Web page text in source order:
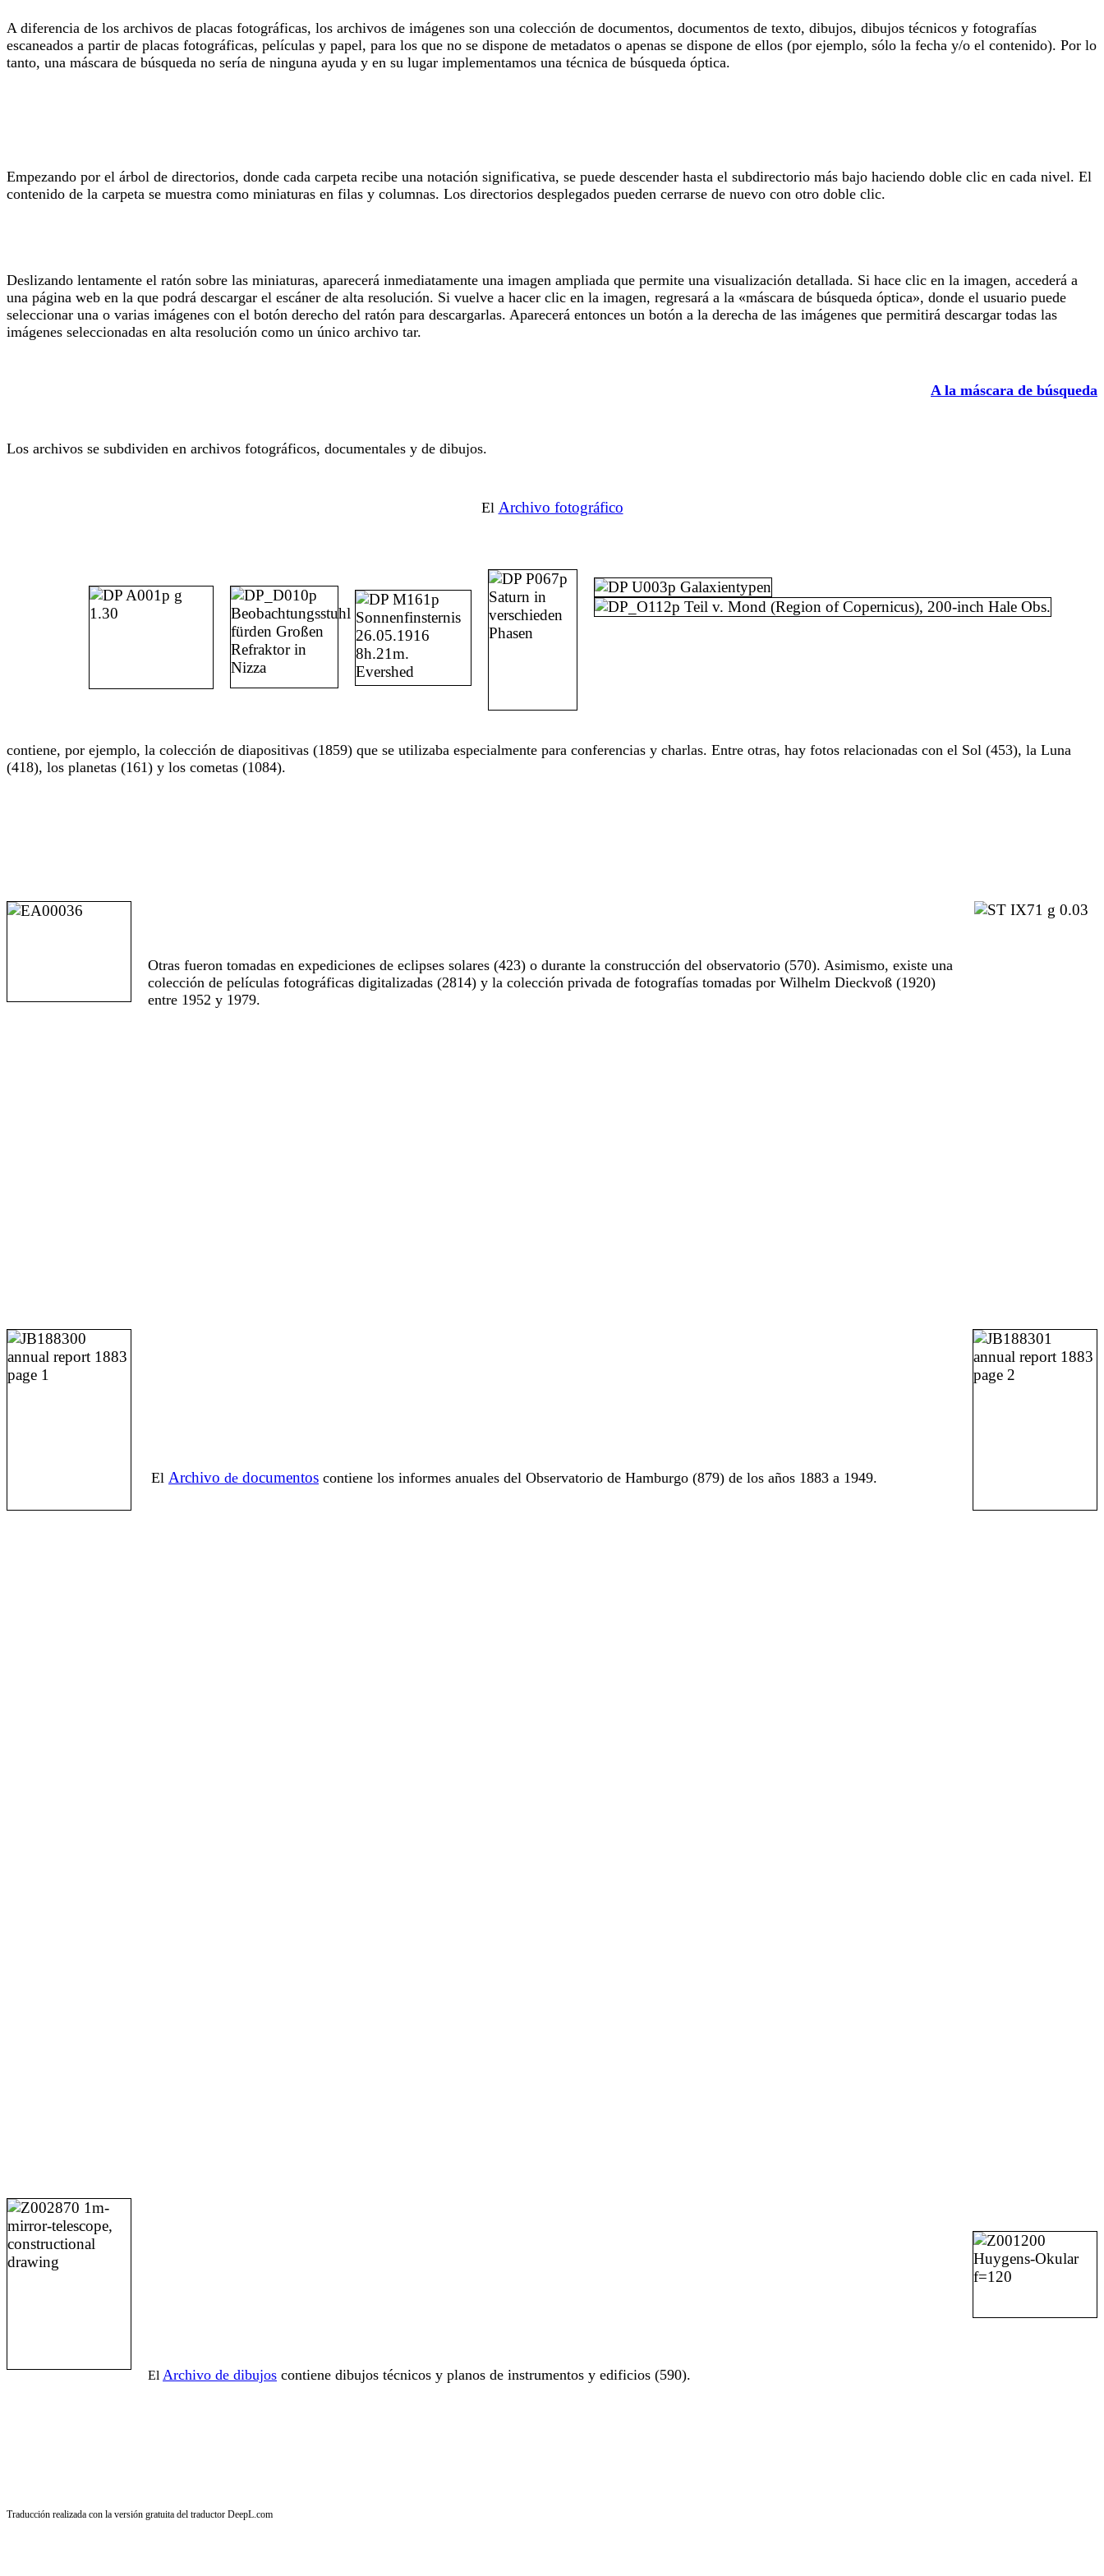
A diferencia de los archivos de placas fotográficas, los archivos de imágenes son una colección de documentos, documentos de texto, dibujos, dibujos técnicos y fotografías
escaneados a partir de placas fotográficas, películas y papel, para los que no se dispone de metadatos o apenas se dispone de ellos (por ejemplo, sólo la fecha y/o el contenido). Por lo
tanto, una máscara de búsqueda no sería de ninguna ayuda y en su lugar implementamos una técnica de búsqueda óptica.
Empezando por el árbol de directorios, donde cada carpeta recibe una notación significativa, se puede descender hasta el subdirectorio más bajo haciendo doble clic en cada nivel. El
contenido de la carpeta se muestra como miniaturas en filas y columnas. Los directorios desplegados pueden cerrarse de nuevo con otro doble clic.
Deslizando lentamente el ratón sobre las miniaturas, aparecerá inmediatamente una imagen ampliada que permite una visualización detallada. Si hace clic en la imagen, accederá a
una página web en la que podrá descargar el escáner de alta resolución. Si vuelve a hacer clic en la imagen, regresará a la «máscara de búsqueda óptica», donde el usuario puede
seleccionar una o varias imágenes con el botón derecho del ratón para descargarlas. Aparecerá entonces un botón a la derecha de las imágenes que permitirá descargar todas las
imágenes seleccionadas en alta resolución como un único archivo tar.
A la máscara de búsqueda
Los archivos se subdividen en archivos fotográficos, documentales y de dibujos.
El Archivo fotográfico
contiene, por ejemplo, la colección de diapositivas (1859) que se utilizaba especialmente para conferencias y charlas. Entre otras, hay fotos relacionadas con el Sol (453), la Luna
(418), los planetas (161) y los cometas (1084).
Otras fueron tomadas en expediciones de eclipses solares (423) o durante la construcción del observatorio (570). Asimismo, existe una
colección de películas fotográficas digitalizadas (2814) y la colección privada de fotografías tomadas por Wilhelm Dieckvoß (1920)
entre 1952 y 1979.
El Archivo de documentos contiene los informes anuales del Observatorio de Hamburgo (879) de los años 1883 a 1949.
El Archivo de dibujos contiene dibujos técnicos y planos de instrumentos y edificios (590).
Traducción realizada con la versión gratuita del traductor DeepL.com